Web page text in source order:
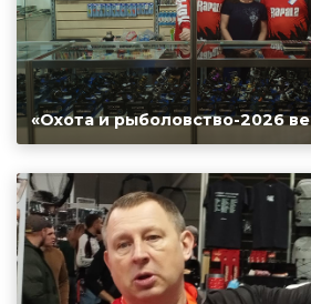
«Охота и рыболовство-2026